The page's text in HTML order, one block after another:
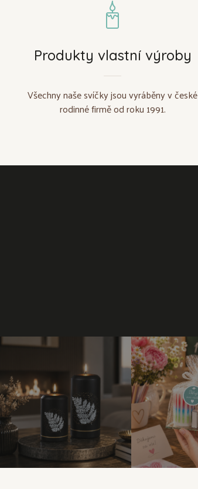
Produkty vlastní výroby
Všechny naše svíčky jsou vyráběny v české
rodinné firmě od roku 1991.